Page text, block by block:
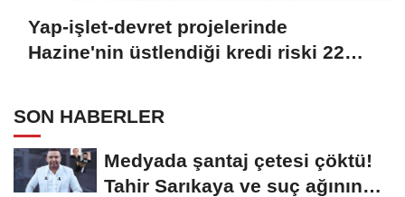
Yap-işlet-devret projelerinde
Hazine'nin üstlendiği kredi riski 22
SON HABERLER
Medyada şantaj çetesi çöktü!
Tahir Sarıkaya ve suç ağının